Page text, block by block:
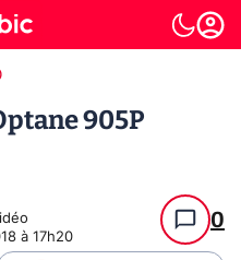
905P
à 17h20
0